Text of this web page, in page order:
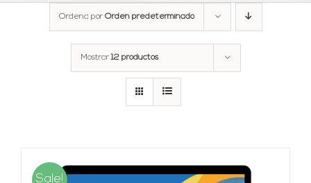
Ordena por Orden predeterminado
Mostrar12 productos
Sale!